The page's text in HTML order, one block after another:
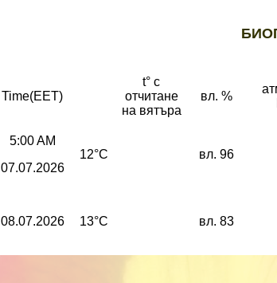
Б
Time(EET)
t° с
отчитане
на вятъра
вл. %
5:00 AM
07.07.2026
12°C вл. 96
08.07.2026 13°C вл. 83